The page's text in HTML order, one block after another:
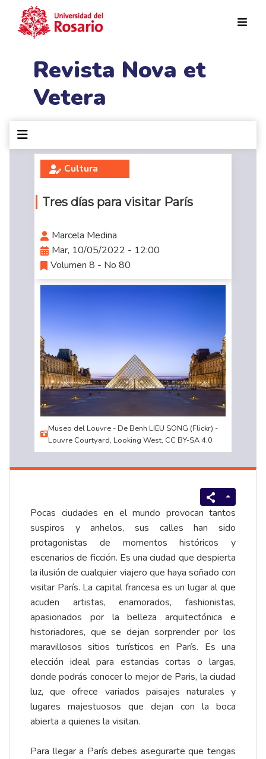
Revista Nova et
Vetera
Cultura
Tres días para visitar París
Marcela Medina
Mar, 10/05/2022 - 12:00
Volumen 8 - No 80
Museo del Louvre - De Benh LIEU SONG (Flickr) -
Louvre Courtyard, Looking West, CC BY-SA 4.0
Pocas ciudades en el mundo provocan tantos
suspiros y anhelos, sus calles han sido
protagonistas de momentos históricos y
escenarios de ficción. Es una ciudad que despierta
la ilusión de cualquier viajero que haya soñado con
visitar París. La capital francesa es un lugar al que
acuden artistas, enamorados, fashionistas,
apasionados por la belleza arquitectónica e
historiadores, que se dejan sorprender por los
maravillosos sitios turísticos en París. Es una
elección ideal para estancias cortas o largas,
donde podrás conocer lo mejor de Paris, la ciudad
luz, que ofrece variados paisajes naturales y
lugares majestuosos que dejan con la boca
abierta a quienes la visitan.
Para llegar a París debes asegurarte que tengas